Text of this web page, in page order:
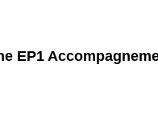
EP1